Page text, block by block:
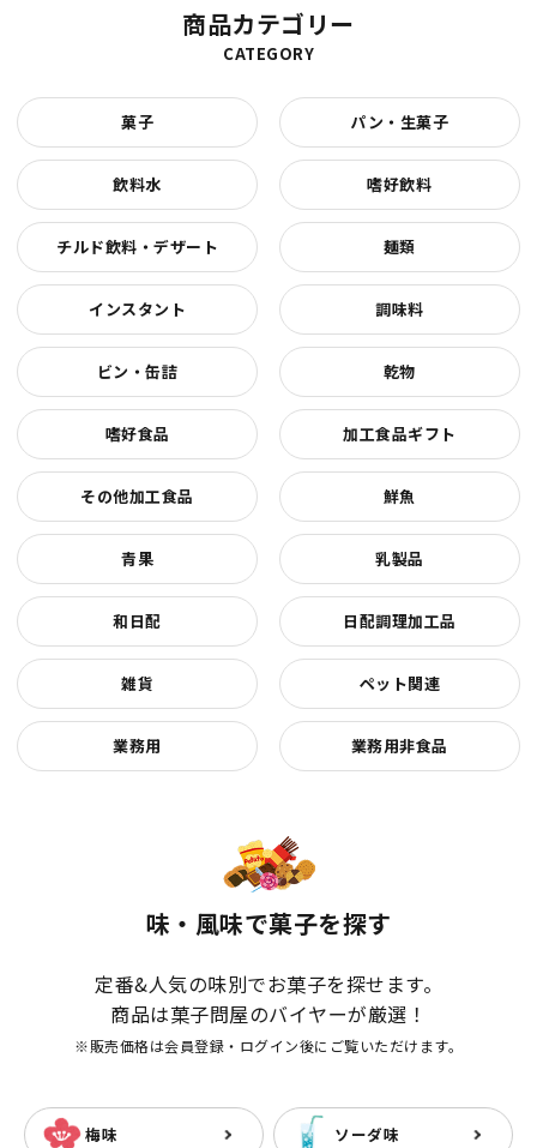
商品カテゴリー
CATEGORY
菓子 パン・生菓子
飲料水 嗜好飲料
チルド飲料・デザート 麺類
インスタント 調味料
ビン・缶詰 乾物
嗜好食品 加工食品ギフト
その他加工食品 鮮魚
青果 乳製品
和日配 日配調理加工品
雑貨 ペット関連
業務用 業務用非食品
味・風味で菓子を探す
定番&人気の味別でお菓子を探せます。
商品は菓子問屋のバイヤーが厳選！
※販売価格は会員登録・ログイン後にご覧いただけます。
梅味 ソーダ味